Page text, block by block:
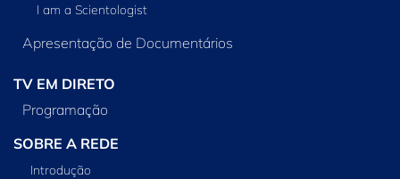
I am a Scientologist
Apresentação de Documentários
TV EM DIRETO
Programação
SOBRE A REDE
Introdução